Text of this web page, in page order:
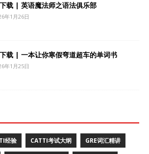
载 | 英语魔法师之语法俱乐部
年1月26日
载 | 一本让你寒假弯道超车的单词书
年1月25日
经验 CATTI考试大纲 GRE词汇精讲